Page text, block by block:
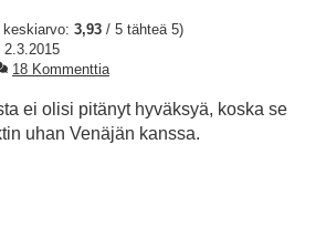
3,93 / 5 tähteä 5)
2.3.2015
18 Kommenttia
ei olisi pitänyt hyväksyä, koska se
uhan Venäjän kanssa.